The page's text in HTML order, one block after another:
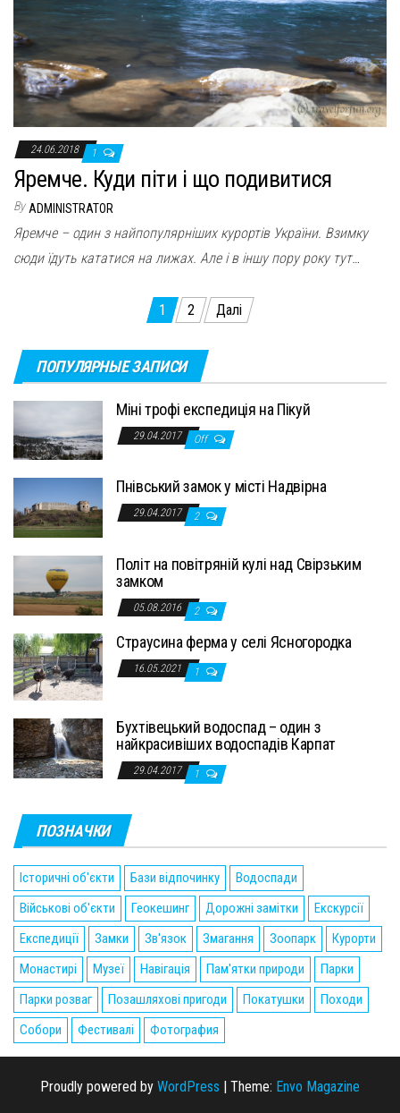
24.06.2018 1
Яремче. Куди піти і що подивитися
By ADMINISTRATOR
Яремче – один з найпопулярніших курортів України. Взимку
сюди їдуть кататися на лижах. Але і в іншу пору року тут…
1 2 Далі
ПОПУЛЯРНЫЕ ЗАПИСИ
Міні трофі експедиція на Пікуй
29.04.2017 Off
Пнівський замок у місті Надвірна
29.04.2017 2
Політ на повітряній кулі над Свірзьким
замком
05.08.2016 2
Страусина ферма у селі Ясногородка
16.05.2021 1
Бухтівецький водоспад – один з
найкрасивіших водоспадів Карпат
29.04.2017 1
ПОЗНАЧКИ
Історичні об'єкти Бази відпочинку
Водоспади
Військові об'єкти
Геокешинг Дорожні замітки
Екскурсії
Експедиції
Замки Зв'язок Змагання Зоопарк
Курорти
Монастирі
Музеї Навігація Пам'ятки природи
Парки
Парки розваг
Позашляхові пригоди Покатушки
Походи
Собори
Фестивалі Фотография
Proudly powered by WordPress | Theme: Envo Magazine